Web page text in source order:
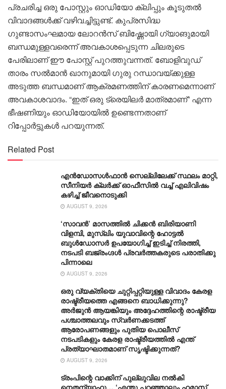
പ്രചരിച്ച ഒരു പോസ്റ്റും ഓഡിയോ ക്ലിപ്പും കൂടുതൽ
വിവാദങ്ങൾക്ക് വഴിവച്ചിട്ടുണ്ട്. കുപ്രസിദ്ധ
ഗുണ്ടാസംഘമായ ലോറൻസ് ബിഷ്ണോയി ഗ്യാങുമായി
ബന്ധമുള്ളവരെന്ന് അവകാശപ്പെടുന്ന ചിലരുടെ
പേരിലാണ് ഈ പോസ്റ്റ് പുറത്തുവന്നത്. ബോളിവുഡ്
താരം സൽമാൻ ഖാനുമായി ഗുരു റന്ധാവയ്ക്കുള്ള
അടുത്ത ബന്ധമാണ് ആക്രമണത്തിന് കാരണമെന്നാണ്
അവകാശവാദം. “ഇത് ഒരു ട്രെയിലർ മാത്രമാണ്” എന്ന
ഭീഷണിയും ഓഡിയോയിൽ ഉണ്ടെന്നതാണ്
റിപ്പോർട്ടുകൾ പറയുന്നത്.
Related Post
എൻഡോസൾഫാൻ സെല്ലിലേക്ക് സ്ഥലം മാറ്റി,
സീനിയർ ക്ലർക്ക് ഓഫീസിൽ വച്ച് എലിവിഷം
കഴിച്ച് ജീവനൊടുക്കി
AUGUST 9, 2026
‘സാവന്‍’ മാസത്തില്‍ ചിക്കന്‍ ബിരിയാണി
വിളമ്പി, മുസ്ലിം യുവാവിന്റെ ഹോട്ടല്‍
ബുൾഡോസർ ഉപയോഗിച്ച് ഇടിച്ച് നിരത്തി,
നടപടി ബജ്‌രംഗ്ദള്‍ പ്രവര്‍ത്തകരുടെ പരാതിക്കു
പിന്നാലെ
AUGUST 9, 2026
ഒരു വ്യക്തിയെ ചുറ്റിപ്പറ്റിയുള്ള വിവാദം കേരള
രാഷ്ട്രീയത്തെ എങ്ങനെ ബാധിക്കുന്നു?
അർജുൻ ആയങ്കിയും അദ്ദേഹത്തിന്റെ രാഷ്ട്രീയ
പശ്ചാത്തലവും സ്വർണക്കടത്ത്
ആരോപണങ്ങളും പുതിയ പൊലീസ്
നടപടികളും കേരള രാഷ്ട്രീയത്തിൽ എന്ത്
പ്രത്യാഘാതമാണ് സൃഷ്ടിക്കുന്നത്?
AUGUST 9, 2026
ട്രംപിന്റെ വാക്കിന് പുല്ലുവില നൽകി
നെതന്യാഹു… ‘എന്തു പറഞ്ഞാലും ഹമാസ്